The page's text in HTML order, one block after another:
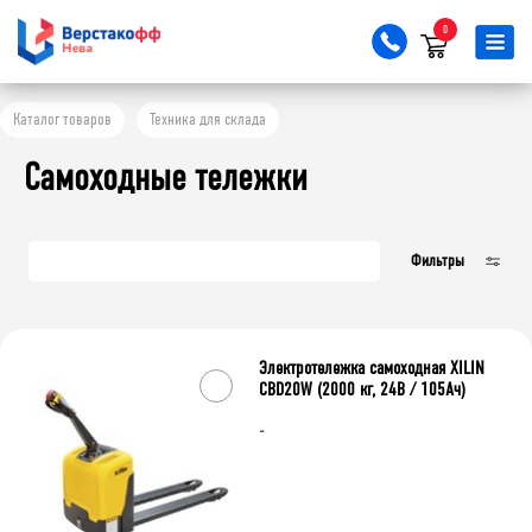
0
Каталог товаров Техника для склада
Грузоподъёмность, кг
560
колёса
Металл/полиуретан полиуретан
Самоходные тележки
Фильтры
-
Электротележка самоходная XILIN
CBD20W (2000 кг, 24В / 105Ач)